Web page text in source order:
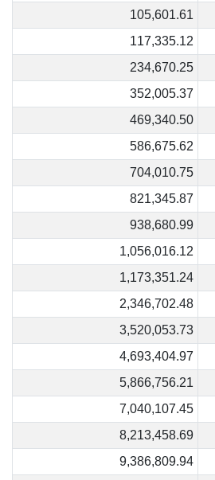
105,601.61
117,335.12
234,670.25
352,005.37
469,340.50
586,675.62
704,010.75
821,345.87
938,680.99
1,056,016.12
1,173,351.24
2,346,702.48
3,520,053.73
4,693,404.97
5,866,756.21
7,040,107.45
8,213,458.69
9,386,809.94